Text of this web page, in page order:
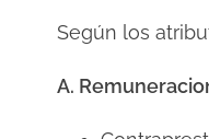
Según los
A.